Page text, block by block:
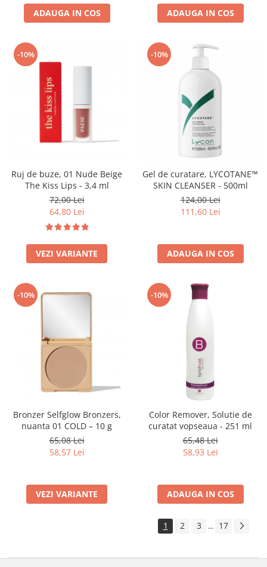
ADAUGA IN COS ADAUGA IN COS
-10%
Ruj de buze, 01 Nude Beige
The Kiss Lips - 3,4 ml
72,00 Lei
64,80 Lei
VEZI VARIANTE
-10%
Gel de curatare, LYCOTANE™
SKIN CLEANSER - 500ml
124,00 Lei
111,60 Lei
ADAUGA IN COS
-10%
Bronzer Selfglow Bronzers,
nuanta 01 COLD – 10 g
65,08 Lei
58,57 Lei
VEZI VARIANTE
-10%
Color Remover, Solutie de
curatat vopseaua - 251 ml
65,48 Lei
58,93 Lei
ADAUGA IN COS
1 2 3 ... 17